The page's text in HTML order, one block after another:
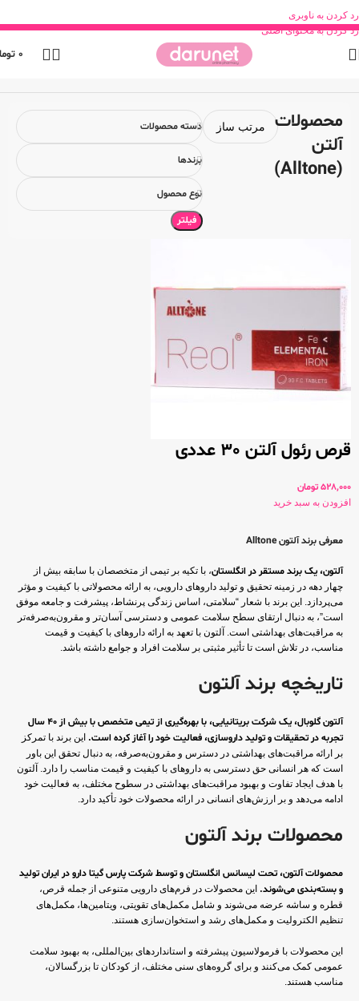
رد کردن به ناوبری
رد کردن به محتوای اصلی
0
خانه محصولات آلتن (Alltone)
محصولات
آلتن
(Alltone)
دسته محصولات
برندها
نوع محصول
فیلتر
قرص رئول آلتن 30 عددی
528,000تومان
افزودن به سبد خرید
معرفی برند آلتون Alltone
آلتون، یک برند مستقر در انگلستان، با تکیه بر تیمی از متخصصان با سابقه بیش از
چهار دهه در زمینه تحقیق و تولید داروهای دارویی، به ارائه محصولاتی با کیفیت و مؤثر
می‌پردازد. این برند با شعار “سلامتی، اساس زندگی پرنشاط، پیشرفت و جامعه موفق
است”، به دنبال ارتقای سطح سلامت عمومی و دسترسی آسان‌تر و مقرون‌به‌صرفه‌تر
به مراقبت‌های بهداشتی است. آلتون با تعهد به ارائه داروهای با کیفیت و قیمت
مناسب، در تلاش است تا تأثیر مثبتی بر سلامت افراد و جوامع داشته باشد.
تاریخچه برند آلتون
آلتون گلوبال، یک شرکت بریتانیایی، با بهره‌گیری از تیمی متخصص با بیش از 40 سال
تجربه در تحقیقات و تولید داروسازی، فعالیت خود را آغاز کرده است. این برند با تمرکز
بر ارائه مراقبت‌های بهداشتی در دسترس و مقرون‌به‌صرفه، به دنبال تحقق این باور
است که هر انسانی حق دسترسی به داروهای با کیفیت و قیمت مناسب را دارد. آلتون
با هدف ایجاد تفاوت و بهبود مراقبت‌های بهداشتی در سطوح مختلف، به فعالیت خود
ادامه می‌دهد و بر ارزش‌های انسانی در ارائه محصولات خود تأکید دارد.
محصولات برند آلتون
محصولات آلتون، تحت لیسانس انگلستان و توسط شرکت پارس گیتا دارو در ایران تولید
و بسته‌بندی می‌شوند. این محصولات در فرم‌های دارویی متنوعی از جمله قرص،
قطره و ساشه عرضه می‌شوند و شامل مکمل‌های تقویتی، ویتامین‌ها، مکمل‌های
تنظیم الکترولیت و مکمل‌های رشد و استخوان‌سازی هستند.
این محصولات با فرمولاسیون پیشرفته و استانداردهای بین‌المللی، به بهبود سلامت
عمومی کمک می‌کنند و برای گروه‌های سنی مختلف، از کودکان تا بزرگسالان،
مناسب هستند.